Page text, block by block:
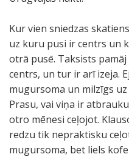
Kur vien sniedzas
uz kuru pusi ir centrs un
otrā pusē. Taksists
centrs, un tur ir arī izeja.
mugursoma un milzīgs
Prasu, vai viņa ir
otro mēnesi ceļojot.
redzu tik nepraktisku
mugursoma, bet liels